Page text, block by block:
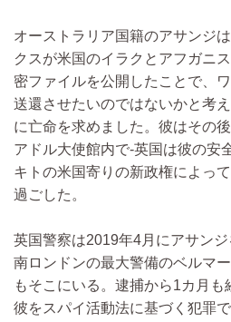
オーストラリア国籍のアサンジ
クスが米国のイラクとアフガニ
密ファイルを公開したことで、
送還させたいのではないかと考
に亡命を求めました。彼はその
アドル大使館内で-英国は彼の安
キトの米国寄りの新政権によっ
過ごした。
英国警察は2019年4月にアサンジ
南ロンドンの最大警備のベルマ
もそこにいる。逮捕から1カ月
彼をスパイ活動法に基づく犯罪